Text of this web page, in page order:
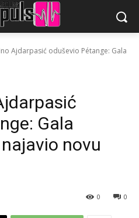
Ajdarpasić oduševio Pétange: Gala
Gala
novu
0
0